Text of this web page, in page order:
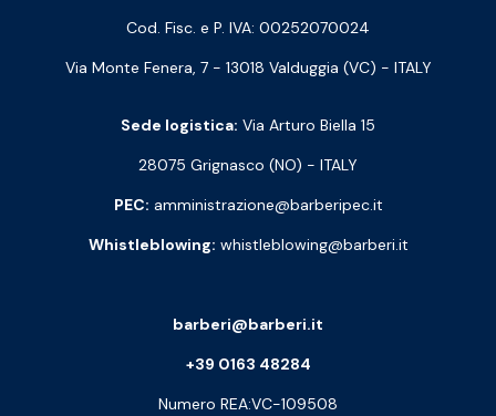
Cod. Fisc. e P. IVA: 00252070024
Via Monte Fenera, 7 - 13018 Valduggia (VC) - ITALY
Sede logistica: Via Arturo Biella 15
28075 Grignasco (NO) - ITALY
PEC: amministrazione@barberipec.it
Whistleblowing: whistleblowing@barberi.it
barberi@barberi.it
+39 0163 48284
Numero REA:VC-109508